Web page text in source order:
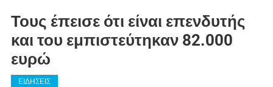
Τους έπεισε ότι είναι επενδυτής
και του εμπιστεύτηκαν 82.000
ευρώ
ΕΙΔΗΣΕΙΣ